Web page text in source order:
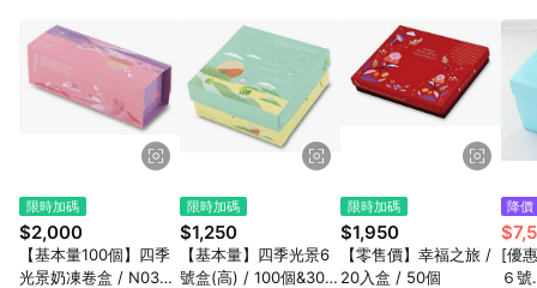
限時加碼
$2,000
【基本量100個】四季
光景奶凍卷盒 / N0300
限時加碼
$1,250
【基本量】四季光景6
號盒(高) / 100個&300
限時加碼
$1,950
【零售價】幸福之旅 /
20入盒 / 50個
降價
[優
６